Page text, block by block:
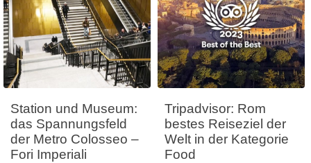
Station und Museum:
das Spannungsfeld
der Metro Colosseo –
Fori Imperiali
Tripadvisor: Rom
bestes Reiseziel der
Welt in der Kategorie
Food